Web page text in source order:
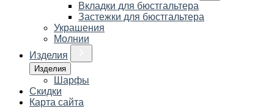
Вкладки для бюстгальтера
Застежки для бюстгальтера
Украшения
Молнии
Изделия
Изделия
Шарфы
Скидки
Карта сайта